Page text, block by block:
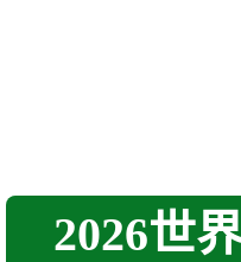
2026世